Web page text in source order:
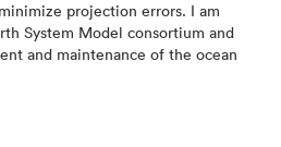
projection errors. I am
System Model consortium and
and maintenance of the ocean